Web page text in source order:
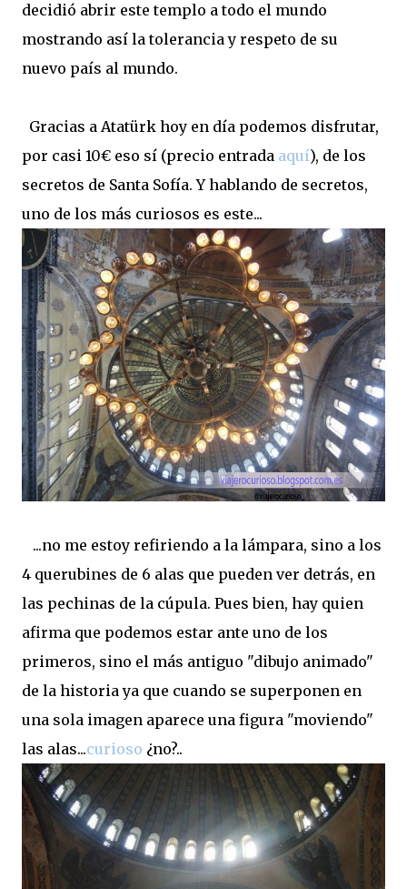
decidió abrir este templo a todo el mundo
mostrando así la tolerancia y respeto de su
nuevo país al mundo.
Gracias a Atatürk hoy en día podemos disfrutar,
por casi 10€ eso sí (precio entrada aquí), de los
secretos de Santa Sofía. Y hablando de secretos,
uno de los más curiosos es este...
...no me estoy refiriendo a la lámpara, sino a los
4 querubines de 6 alas que pueden ver detrás, en
las pechinas de la cúpula. Pues bien, hay quien
afirma que podemos estar ante uno de los
primeros, sino el más antiguo "dibujo animado"
de la historia ya que cuando se superponen en
una sola imagen aparece una figura "moviendo"
las alas...curioso ¿no?..